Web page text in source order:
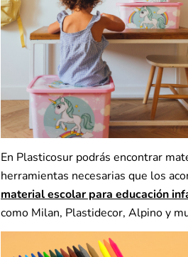
En Plasticosur podrás encontrar
herramientas necesarias que los
material escolar para educación
como Milan, Plastidecor, Alpino y